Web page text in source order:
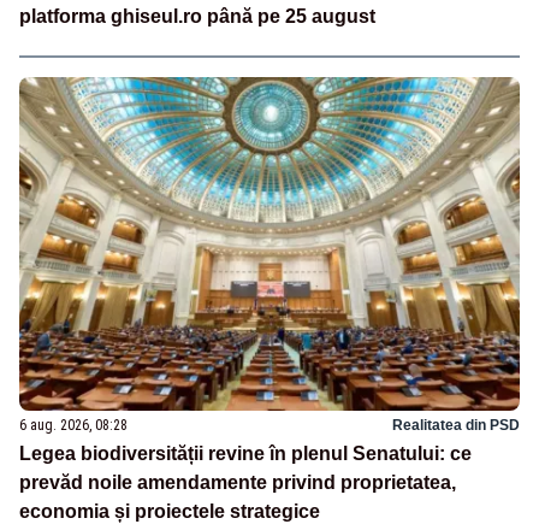
platforma ghiseul.ro până pe 25 august
6 aug. 2026, 08:28 Realitatea din PSD
Legea biodiversității revine în plenul Senatului: ce
prevăd noile amendamente privind proprietatea,
economia și proiectele strategice